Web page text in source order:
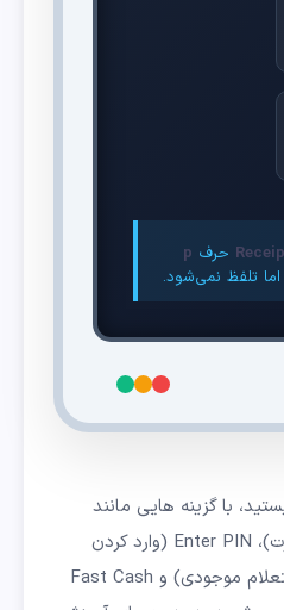
حرف p
تلفظ نمی‌شود.
با گزینه هایی مانند
Insert Card (وارد کردن کارت)، Enter PIN (وارد کردن
رمز)، Balance Inquiry (استعلام موجودی) و Fast Cash